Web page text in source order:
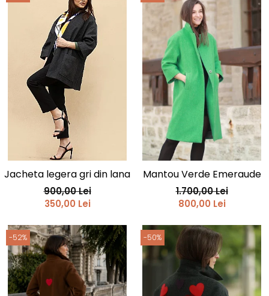
Jacheta legera gri din lana
900,00 Lei
350,00 Lei
Mantou Verde Emeraude
1.700,00 Lei
800,00 Lei
-52% -50%